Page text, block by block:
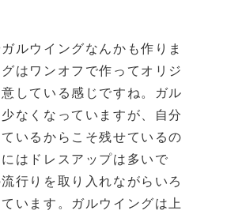
ルウイングなんかも作りま
はワンオフで作ってオリジ
している感じですね。ガル
なくなっていますが、自分
いるからこそ残せているの
はドレスアップは多いで
行りを取り入れながらいろ
います。ガルウイングは上